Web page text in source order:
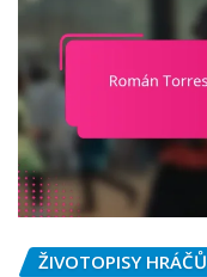
ŽIVOTOPISY HRÁČŮ